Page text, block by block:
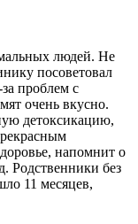
людей. Не
посоветовал
проблем с
очень вкусно.
детоксикацию,
напомнит о
Родственники без
11 месяцев,